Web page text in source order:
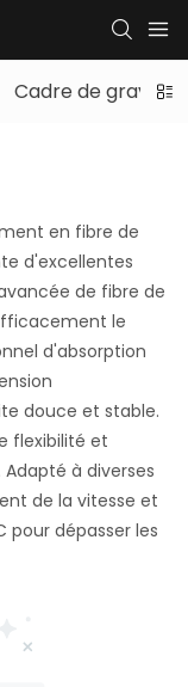
Cadre de gravier
en fibre de
d'excellentes
de fibre de
le
d'absorption
douce et stable.
flexibilité et
à diverses
de la vitesse et
pour dépasser les